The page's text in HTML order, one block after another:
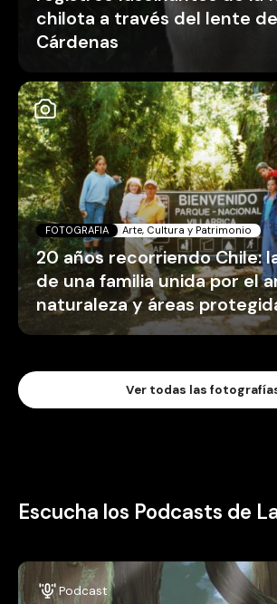
chilota a través del lente
Cárdenas
FOTOGRAFIA Arte, Cultura y Patrimonio
20 años recorriendo Chile:
de una familia unida por el
naturaleza y áreas
Ver todas las
Escucha los Podcasts de
Podcast